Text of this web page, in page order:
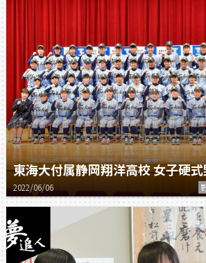
東海大付属静岡翔洋高校 女子硬
2022/06/06